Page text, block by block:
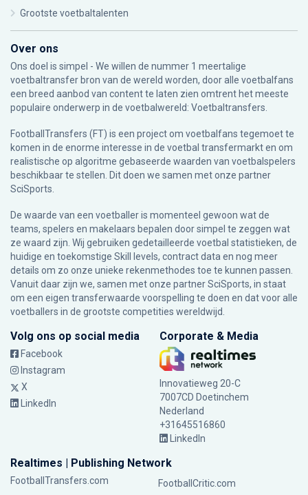
Grootste voetbaltalenten
Over ons
Ons doel is simpel - We willen de nummer 1 meertalige
voetbaltransfer bron van de wereld worden, door alle voetbalfans
een breed aanbod van content te laten zien omtrent het meeste
populaire onderwerp in de voetbalwereld: Voetbaltransfers.
FootballTransfers (FT) is een project om voetbalfans tegemoet te
komen in de enorme interesse in de voetbal transfermarkt en om
realistische op algoritme gebaseerde waarden van voetbalspelers
beschikbaar te stellen. Dit doen we samen met onze partner
SciSports
De waarde van een voetballer is momenteel gewoon wat de
teams, spelers en makelaars bepalen door simpel te zeggen wat
ze waard zijn. Wij gebruiken gedetailleerde voetbal statistieken, de
huidige en toekomstige Skill levels, contract data en nog meer
details om zo onze unieke rekenmethodes toe te kunnen passen.
Vanuit daar zijn we, samen met onze partner SciSports, in staat
om een eigen transferwaarde voorspelling te doen en dat voor alle
voetballers in de grootste competities wereldwijd.
Volg ons op social media
Facebook
Instagram
X
LinkedIn
Corporate & Media
Innovatieweg 20-C
7007CD Doetinchem
Nederland
+31645516860
LinkedIn
Realtimes | Publishing Network
FootballTransfers.com
FootballCritic.com